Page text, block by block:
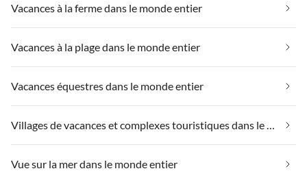
Vacances à la ferme dans le monde entier
Vacances à la plage dans le monde entier
Vacances équestres dans le monde entier
Vue sur la mer dans le monde entier